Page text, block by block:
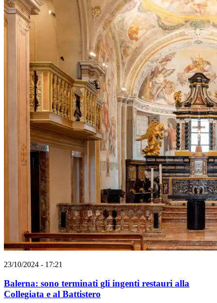
23/10/2024 - 17:21
Balerna: sono terminati gli ingenti restauri alla
Collegiata e al Battistero